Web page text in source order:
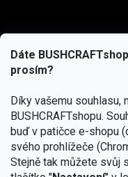
Dáte
prosím?
Díky vašemu
BUSHCRAFTshopu.
buď v patičce e-shopu
svého prohlížeče
Stejně tak můžete svůj